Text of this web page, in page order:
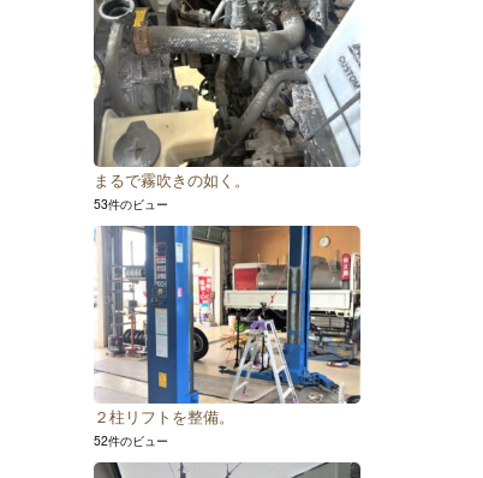
まるで霧吹きの如く。
53件のビュー
２柱リフトを整備。
52件のビュー